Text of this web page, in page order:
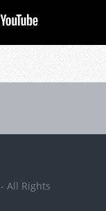
All Rights